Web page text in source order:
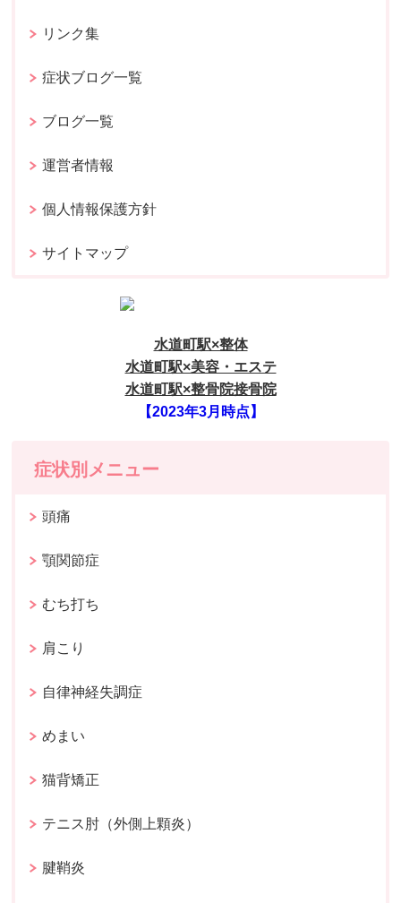
リンク集
症状ブログ一覧
ブログ一覧
運営者情報
個人情報保護方針
サイトマップ
水道町駅×整体
水道町駅×美容・エステ
水道町駅×整骨院接骨院
【2023年3月時点】
症状別メニュー
頭痛
顎関節症
むち打ち
肩こり
自律神経失調症
めまい
猫背矯正
テニス肘（外側上顆炎）
腱鞘炎